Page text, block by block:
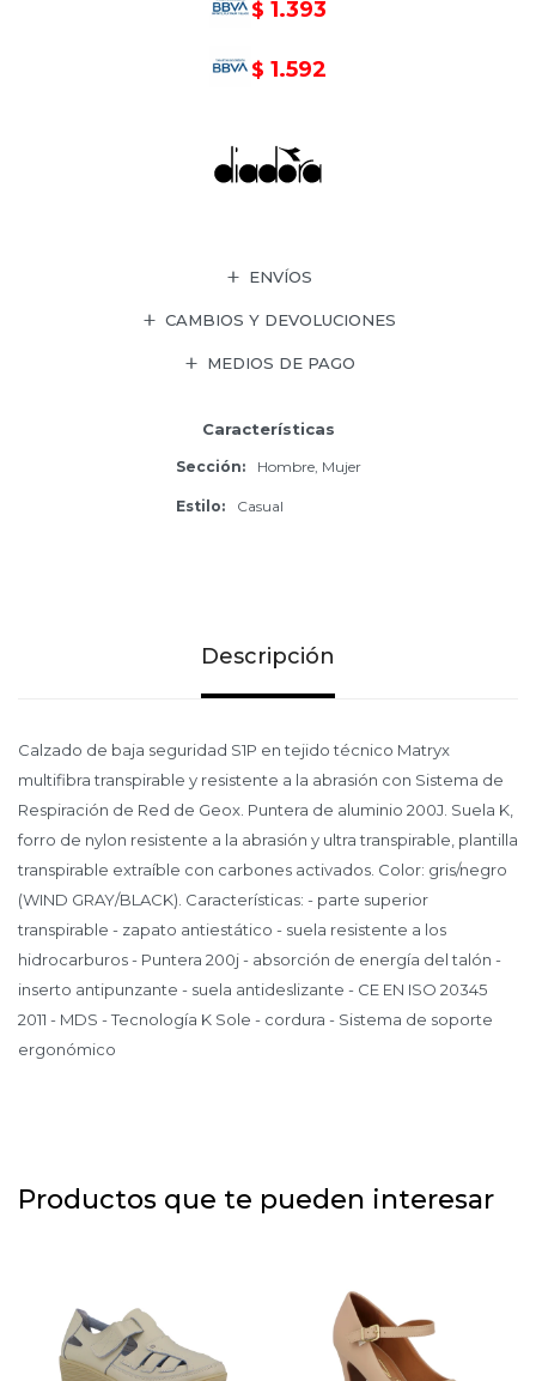
$ 1.393
$ 1.592
ENVÍOS
CAMBIOS Y DEVOLUCIONES
MEDIOS DE PAGO
Características
Sección Hombre, Mujer
Estilo Casual
Descripción
Calzado de baja seguridad S1P en tejido técnico Matryx
multifibra transpirable y resistente a la abrasión con Sistema de
Respiración de Red de Geox. Puntera de aluminio 200J. Suela K,
forro de nylon resistente a la abrasión y ultra transpirable, plantilla
transpirable extraíble con carbones activados. Color: gris/negro
(WIND GRAY/BLACK). Características: - parte superior
transpirable - zapato antiestático - suela resistente a los
hidrocarburos - Puntera 200j - absorción de energía del talón -
inserto antipunzante - suela antideslizante - CE EN ISO 20345
2011 - MDS - Tecnología K Sole - cordura - Sistema de soporte
ergonómico
Productos que te pueden interesar